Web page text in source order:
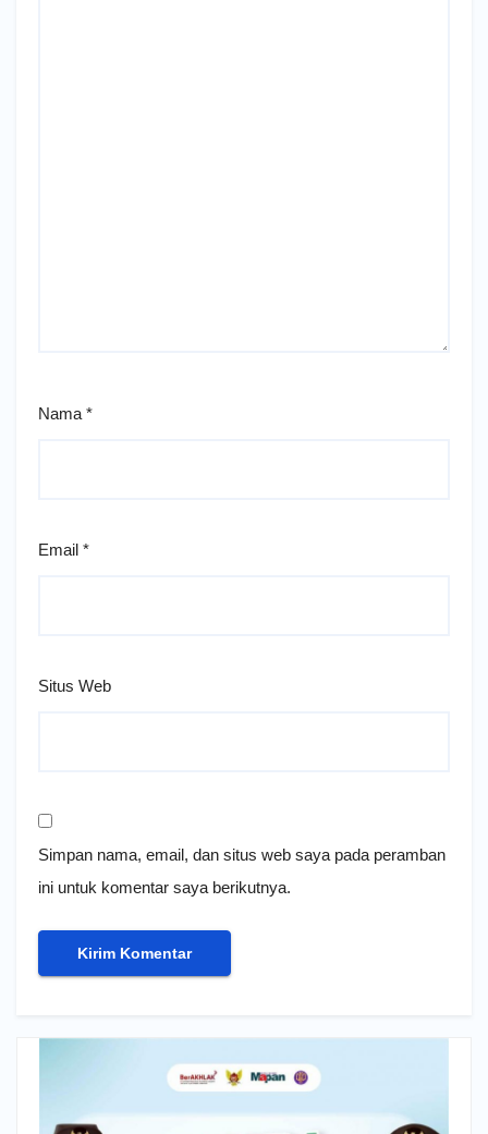
Nama *
Email *
Situs Web
Simpan nama, email, dan situs web saya pada peramban
ini untuk komentar saya berikutnya.